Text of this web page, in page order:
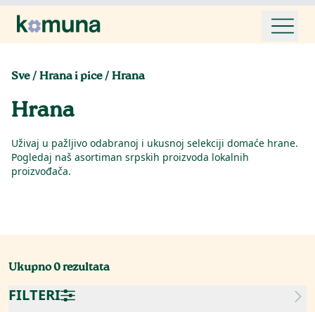
Sve/Hrana i pice/Hrana
Hrana
Uživaj u pažljivo odabranoj i ukusnoj selekciji domaće hrane.
Pogledaj naš asortiman srpskih proizvoda lokalnih
proizvođača.
Ukupno0rezultata
FILTERI